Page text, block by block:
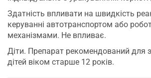
Здатність впливати на швидкість
керуванні автотранспортом або
механізмами. Не впливає.
Діти. Препарат рекомендований для
дітей віком старше 12 років.